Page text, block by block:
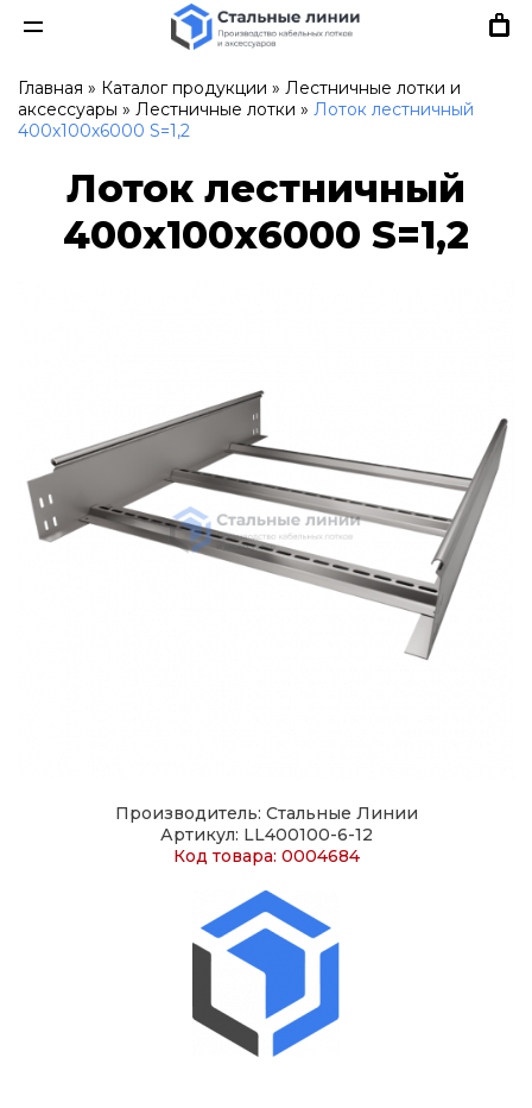
Главная » Каталог продукции » Лестничные лотки и
аксессуары » Лестничные лотки » Лоток лестничный
400х100х6000 S=1,2
Лоток лестничный
400х100х6000 S=1,2
Производитель: Стальные Линии
Артикул: LL400100-6-12
Код товара: 0004684